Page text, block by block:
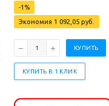
-1 %
Экономия 1 092,05 руб.
КУПИТЬ
КУПИТЬ В 1 КЛИК